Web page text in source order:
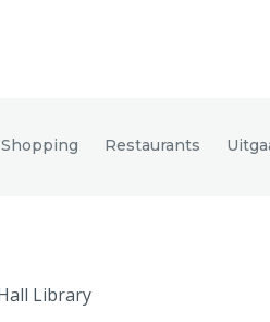
Shopping Restaurants
Library